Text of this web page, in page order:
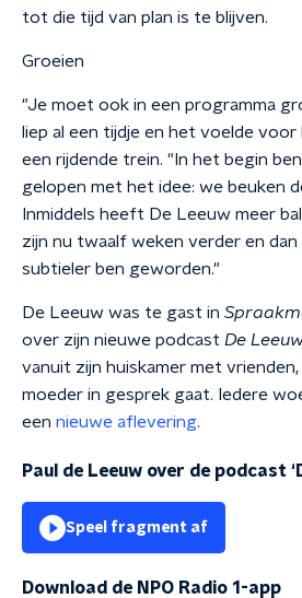
tot die tijd van plan is te blijven.
Groeien
"Je moet ook in een programma
liep al een tijdje en het voelde voor
een rijdende trein. "In het begin
gelopen met het idee: we beuken
Inmiddels heeft De Leeuw meer
zijn nu twaalf weken verder en dan
subtieler ben geworden."
De Leeuw was te gast in
over zijn nieuwe podcast De
vanuit zijn huiskamer met
moeder in gesprek gaat. Iedere
een nieuwe aflevering.
Paul de Leeuw over de podcast
Speel fragment af
Download de NPO Radio 1-app